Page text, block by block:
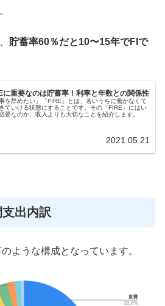
貯蓄率60％だと10〜15年でFIで
に重要なのは貯蓄率！利率と年数との関係性
事を辞めたい」「FIRE」とは、若いうちに働かなくて
ていける状態にすることです。その「FIRE」にはい
要なのか、収入よりも大切なことを紹介します。
2021.05.21
支出内訳
ような構成となっています。